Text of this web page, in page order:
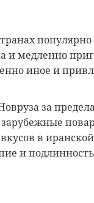
и медленно
иное и
за
в
и